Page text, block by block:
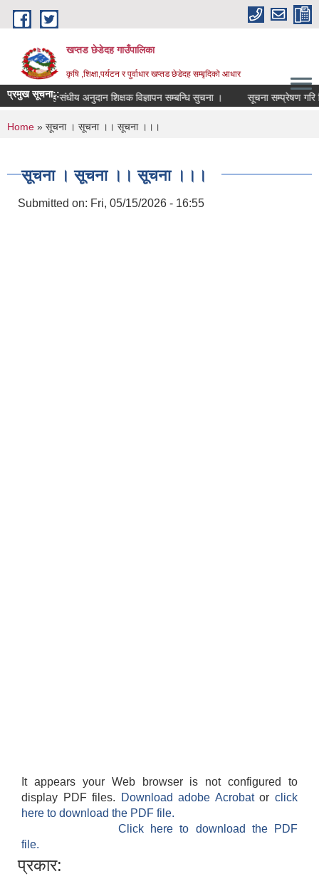
Skip to main content
खप्तड छेडेदह गाउँपालिका
कृषि ,शिक्षा,पर्यटन र पुर्वाधार खप्तड छेडेदह सम्बृदिको आधार
प्रमुख सूचना::
मा.वि. तह संधीय अनुदान शिक्षक विज्ञापन सम्बन्धि सुचना । सूचना सम्प्रेषण गरि दिने
You are here
Home » सूचना । सूचना ।। सूचना ।।।
सूचना । सूचना ।। सूचना ।।।
Submitted on: Fri, 05/15/2026 - 16:55
It appears your Web browser is not configured to
display PDF files.
Download adobe Acrobatorclick
here to download the PDF file.
Click here to download the PDF
file.
प्रकार: